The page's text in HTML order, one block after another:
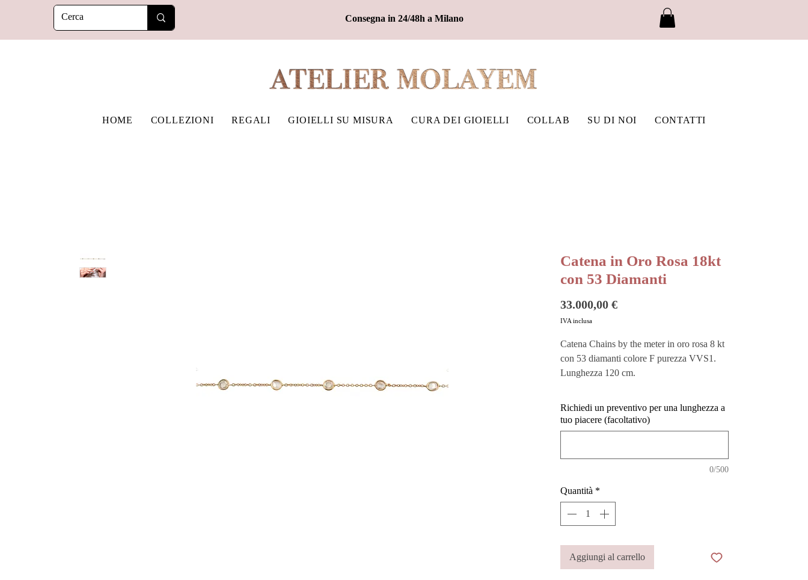
Consegna in 24/48h a Milano
HOME COLLEZIONI REGALI GIOIELLI SU MISURA CURA DEI GIOIELLI COLLAB SU DI NOI CONTATTI
Catena in Oro Rosa 18kt
con 53 Diamanti
33.000,00 €Prezzo
IVA inclusa
Catena Chains by the meter in oro rosa 8 kt
con 53 diamanti colore F purezza VVS1.
Lunghezza 120 cm.
Atelier Molayem mette infatti a disposizione
un servizio di misurazione sartoriale che
permette di scegliere la lunghezza del
Acquista i nostri
anche come buste regalo!
lunghezza a tuo piacere? Scrivici
Richiedi un preventivo per una lunghezza a
tuo piacere (facoltativo)
0/500
Quantità *
Aggiungi al carrello